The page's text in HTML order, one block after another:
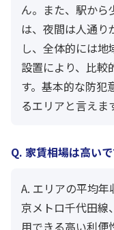
ん。また、駅から
は、夜間は人通り
し、全体的には
設置により、比較
す。基本的な防犯
るエリアと言えま
Q. 家賃相場は高い
A. エリアの平均
京メトロ千代田線
用できる高い利便